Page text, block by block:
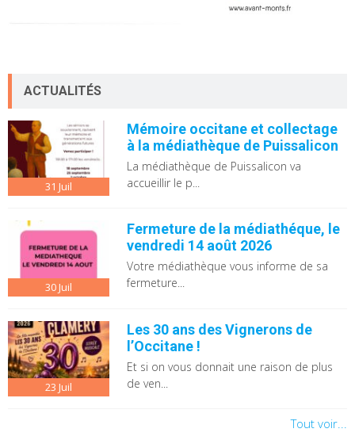
ACTUALITÉS
31 Juil
Mémoire occitane et collectage
à la médiathèque de Puissalicon
La médiathèque de Puissalicon va
accueillir le p...
30Juil
Fermeture de la médiathéque, le
vendredi 14 août 2026
Votre médiathèque vous informe de sa
fermeture...
23 Juil
Les 30 ans des Vignerons de
l’Occitane !
Et si on vous donnait une raison de plus
de ven...
Tout voir...